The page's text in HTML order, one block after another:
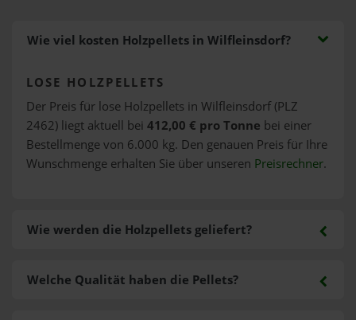
Wie viel kosten Holzpellets in Wilfleinsdorf?
LOSE HOLZPELLETS
Der Preis für lose Holzpellets in Wilfleinsdorf (PLZ
2462) liegt aktuell bei 412,00 € pro Tonne bei einer
Bestellmenge von 6.000 kg. Den genauen Preis für Ihre
Wunschmenge erhalten Sie über unseren Preisrechner.
Wie werden die Holzpellets geliefert?
Welche Qualität haben die Pellets?